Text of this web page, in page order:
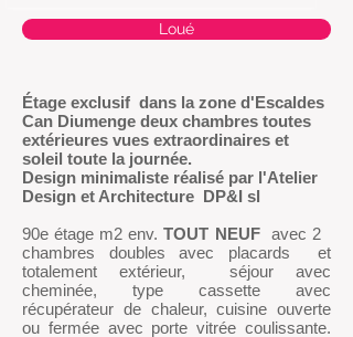
Loué
Étage exclusif dans la zone d'Escaldes
Can Diumenge deux chambres toutes
extérieures vues extraordinaires et
soleil toute la journée.
Design minimaliste réalisé par l'Atelier
Design et Architecture DP&I sl
90e étage m2 env.TOUT NEUFavec 2
chambres doubles avec placards et
totalement extérieur, séjour avec
cheminée, type cassette avec
récupérateur de chaleur, cuisine ouverte
ou fermée avec porte vitrée coulissante.